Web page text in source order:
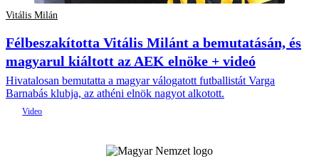
Vitális Milán
Félbeszakította Vitális Milánt a bemutatásán, és
magyarul kiáltott az AEK elnöke + videó
Hivatalosan bemutatta a magyar válogatott futballistát Varga
Barnabás klubja, az athéni elnök nagyot alkotott.